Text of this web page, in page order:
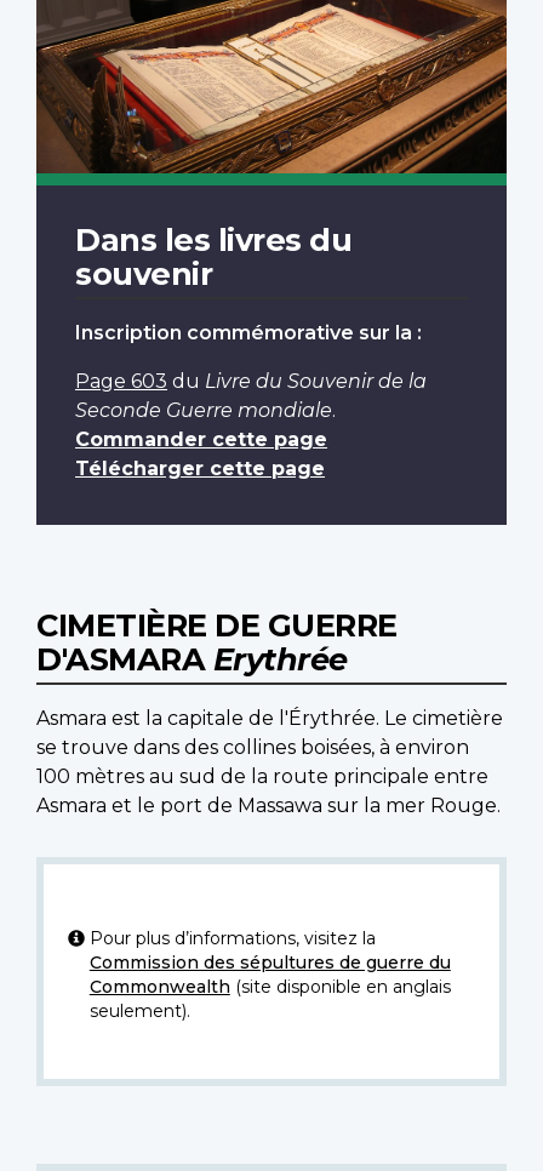
Dans les livres du
souvenir
Inscription commémorative sur la :
Page 603 du Livre du Souvenir de la
Seconde Guerre mondiale.
Commander cette page
Télécharger cette page
CIMETIÈRE DE GUERRE
D'ASMARA Erythrée
Asmara est la capitale de l'Érythrée. Le cimetière
se trouve dans des collines boisées, à environ
100 mètres au sud de la route principale entre
Asmara et le port de Massawa sur la mer Rouge.
Pour plus d’informations, visitez la
Commission des sépultures de guerre du
Commonwealth (site disponible en anglais
seulement).